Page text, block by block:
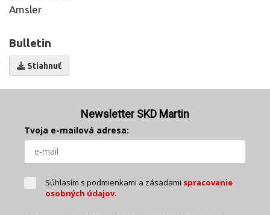
Amsler
Bulletin
Stiahnuť
Newsletter SKD Martin
Tvoja e-mailová adresa:
Súhlasím s podmienkami a zásadami spracovanie
osobných údajov.